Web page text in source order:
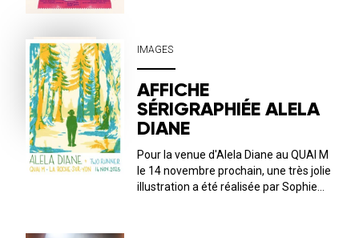
IMAGES
AFFICHE
SÉRIGRAPHIÉE ALELA
DIANE
Pour la venue d'Alela Diane au QUAI M
le 14 novembre prochain, une très jolie
illustration a été réalisée par Sophie